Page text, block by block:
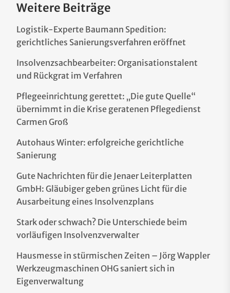
Weitere Beiträge
Logistik-Experte Baumann Spedition:
gerichtliches Sanierungsverfahren eröffnet
Insolvenzsachbearbeiter: Organisationstalent
und Rückgrat im Verfahren
Pflegeeinrichtung gerettet: „Die gute Quelle“
übernimmt in die Krise geratenen Pflegedienst
Carmen Groß
Autohaus Winter: erfolgreiche gerichtliche
Sanierung
Gute Nachrichten für die Jenaer Leiterplatten
GmbH: Gläubiger geben grünes Licht für die
Ausarbeitung eines Insolvenzplans
Stark oder schwach? Die Unterschiede beim
vorläufigen Insolvenzverwalter
Hausmesse in stürmischen Zeiten – Jörg Wappler
Werkzeugmaschinen OHG saniert sich in
Eigenverwaltung